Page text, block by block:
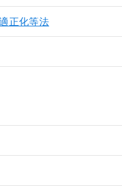
正化等法